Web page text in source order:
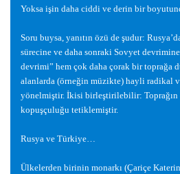
Yoksa işin daha ciddi ve derin bir
Soru buysa, yanıtın özü de şudur:
sürecine ve daha sonraki Sovyet
devrimi” hem çok daha çorak bir toprağa
alanlarda (örneğin müzikte) hayli radikal
yönelmiştir. İkisi birleştirilebilir: Toprağ
kopuşçuluğu tetiklemiştir.
Rusya ve Türkiye…
Ülkelerden birinin monarkı (Çariçe